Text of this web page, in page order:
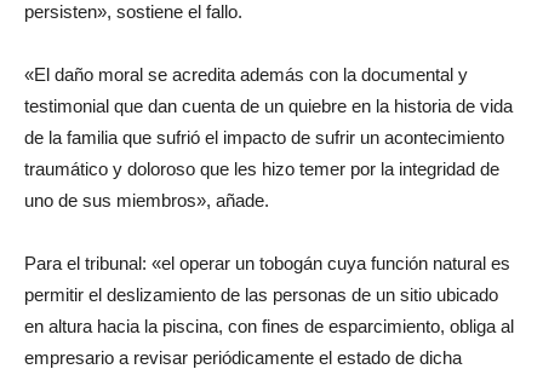
persisten», sostiene el fallo.
«El daño moral se acredita además con la documental y
testimonial que dan cuenta de un quiebre en la historia de vida
de la familia que sufrió el impacto de sufrir un acontecimiento
traumático y doloroso que les hizo temer por la integridad de
uno de sus miembros», añade.
Para el tribunal: «el operar un tobogán cuya función natural es
permitir el deslizamiento de las personas de un sitio ubicado
en altura hacia la piscina, con fines de esparcimiento, obliga al
empresario a revisar periódicamente el estado de dicha